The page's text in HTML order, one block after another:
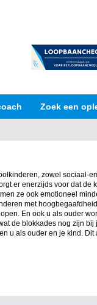
Zoek een
zowel sociaal-
er enerzijds voor dat de
ze ook emotioneel
met
En ook u als ouder
de blokkades nog zijn bij
u als ouder en je kind.